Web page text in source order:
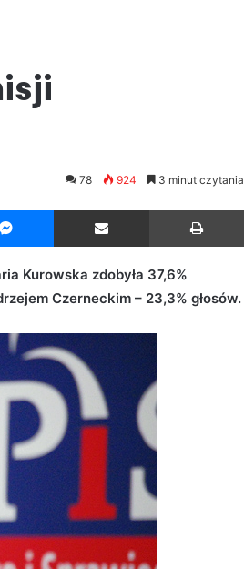
78 924 3 minut czytania
Messenger Udostępnij przez Email
Kurowska zdobyła 37,6%
Czerneckim – 23,3% głosów.